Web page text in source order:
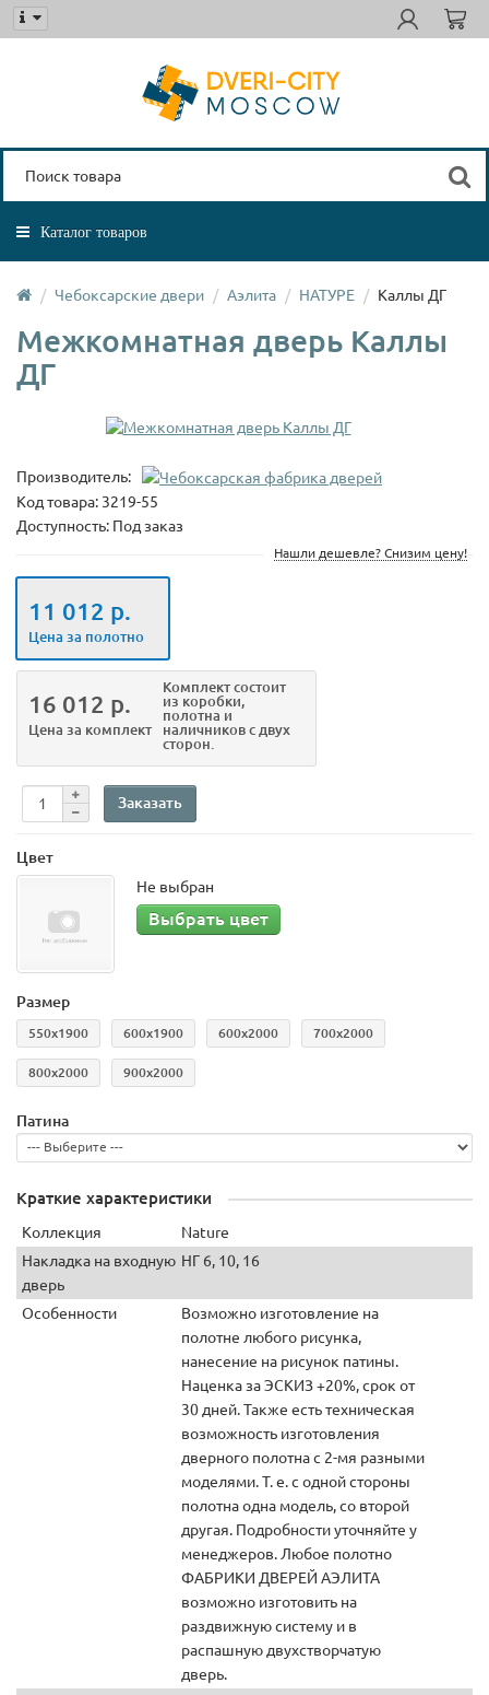
Каталог товаров
Чебоксарские двери Аэлита НАТУРЕ Каллы ДГ
Межкомнатная дверь Каллы
ДГ
Производитель:
Код товара: 3219-55
Доступность: Под заказ
Нашли дешевле? Снизим цену!
11 012 р.
Цена за полотно
16 012 р.
Цена за комплект
Комплект состоит
из коробки,
полотна и
наличников с двух
сторон.
Заказать
Цвет
Не выбран
Выбрать цвет
Размер
550x1900 600х1900 600х2000 700х2000
800х2000 900х2000
Патина
Краткие характеристики
Коллекция
Nature
Накладка на входную
дверь
НГ 6, 10, 16
Особенности
Возможно изготовление на
полотне любого рисунка,
нанесение на рисунок патины.
Наценка за ЭСКИЗ +20%, срок от
30 дней. Также есть техническая
возможность изготовления
дверного полотна с 2-мя разными
моделями. Т. е. с одной стороны
полотна одна модель, со второй
другая. Подробности уточняйте у
менеджеров. Любое полотно
ФАБРИКИ ДВЕРЕЙ АЭЛИТА
возможно изготовить на
раздвижную систему и в
распашную двухстворчатую
дверь.